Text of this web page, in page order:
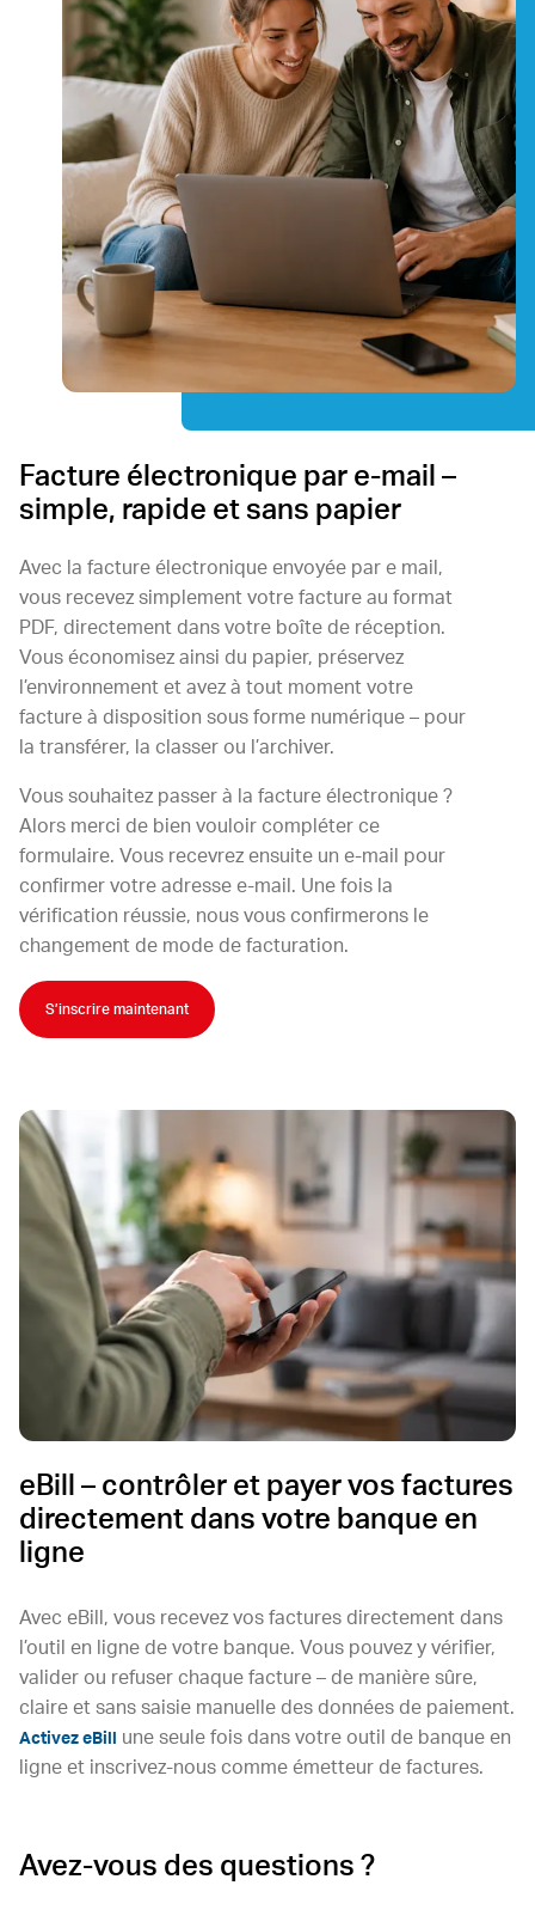
Facture électronique par e-mail –
simple, rapide et sans papier
Avec la facture électronique envoyée par e mail,
vous recevez simplement votre facture au format
PDF, directement dans votre boîte de réception.
Vous économisez ainsi du papier, préservez
l’environnement et avez à tout moment votre
facture à disposition sous forme numérique – pour
la transférer, la classer ou l’archiver.
Vous souhaitez passer à la facture électronique ?
Alors merci de bien vouloir compléter ce
formulaire. Vous recevrez ensuite un e-mail pour
confirmer votre adresse e-mail. Une fois la
vérification réussie, nous vous confirmerons le
changement de mode de facturation.
S’inscrire maintenant
eBill – contrôler et payer vos factures
directement dans votre banque en
ligne
Avec eBill, vous recevez vos factures directement dans
l’outil en ligne de votre banque. Vous pouvez y vérifier,
valider ou refuser chaque facture – de manière sûre,
claire et sans saisie manuelle des données de paiement.
Activez eBill
une seule fois dans votre outil de banque en
ligne et inscrivez-nous comme émetteur de factures.
Avez-vous des questions ?